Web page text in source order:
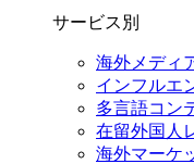
サービス別
海外メディ
インフルエ
多言語コン
在留外国⼈
海外マーケ